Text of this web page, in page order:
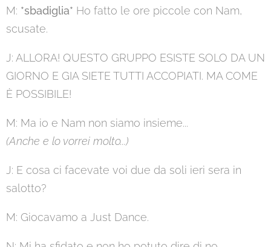
M: *sbadiglia* Ho fatto le ore piccole con Nam,
scusate.
J: ALLORA! QUESTO GRUPPO ESISTE SOLO DA UN
GIORNO E GIA SIETE TUTTI ACCOPIATI. MA COME
È POSSIBILE!
M: Ma io e Nam non siamo insieme...
(Anche e lo vorrei molto...)
J: E cosa ci facevate voi due da soli ieri sera in
salotto?
M: Giocavamo a Just Dance.